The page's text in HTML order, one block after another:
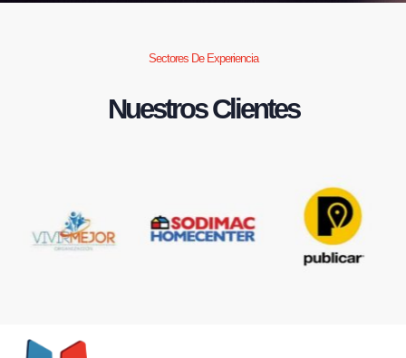
Sectores De Experiencia
Nuestros Clientes